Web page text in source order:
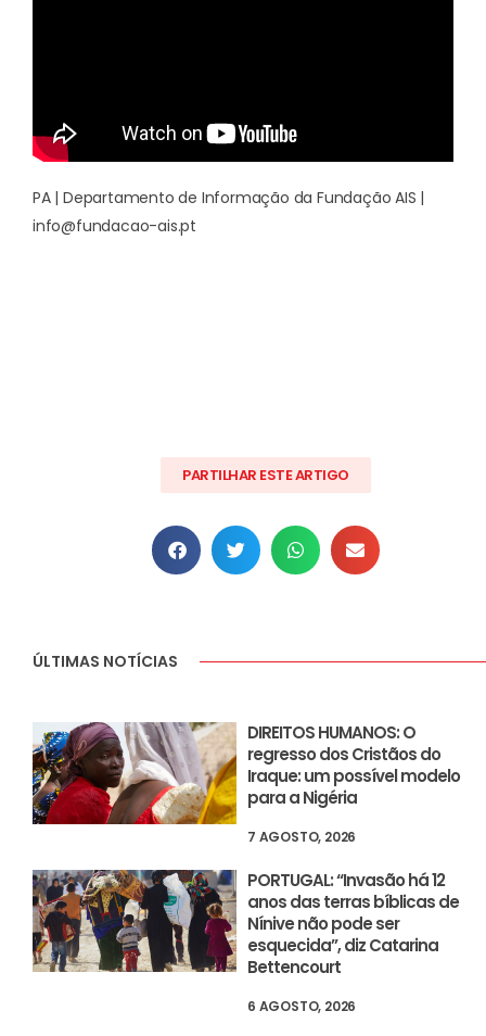
PA | Departamento de Informação da Fundação AIS |
info@fundacao-ais.pt
PARTILHAR ESTE ARTIGO
ÚLTIMAS NOTÍCIAS
DIREITOS HUMANOS: O
regresso dos Cristãos do
Iraque: um possível modelo
para a Nigéria
7 AGOSTO, 2026
PORTUGAL: “Invasão há 12
anos das terras bíblicas de
Nínive não pode ser
esquecida”, diz Catarina
Bettencourt
6 AGOSTO, 2026